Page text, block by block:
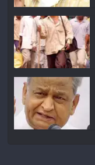
o
o
k